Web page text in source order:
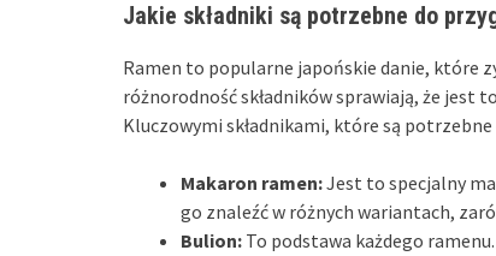
Jakie składniki są potrzebne do
Ramen to popularne japońskie danie, które
różnorodność składników sprawiają, że jest
Kluczowymi składnikami, które są
Makaron ramen:Jest to specjalny
go znaleźć w różnych wariantach,
Bulion: To podstawa każdego